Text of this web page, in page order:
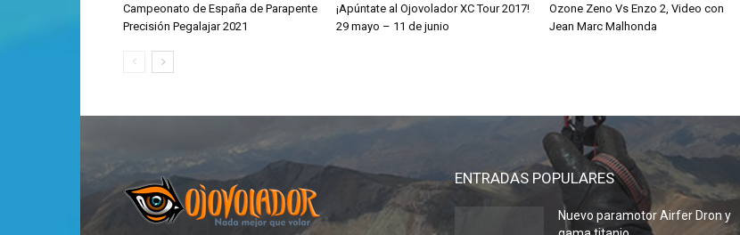
Campeonato de España de Parapente
Precisión Pegalajar 2021
¡Apúntate al Ojovolador XC Tour 2017!
29 mayo – 11 de junio
Ozone Zeno Vs Enzo 2, Video con
Jean Marc Malhonda
ENTRADAS POPULARES
Nuevo paramotor Airfer Dron y